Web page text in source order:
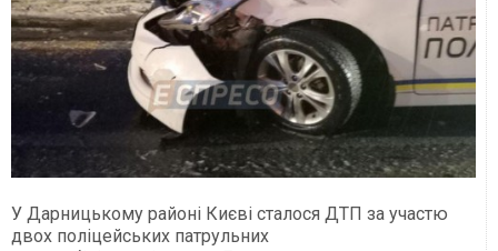
У Дарницькому районі Києві сталося ДТП за участю
двох поліцейських патрульних